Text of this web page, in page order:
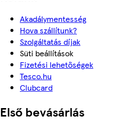
Akadálymentesség
Hova szállítunk?
Szolgáltatás díjak
Süti beállítások
Fizetési lehetőségek
Tesco.hu
Clubcard
Első bevásárlás